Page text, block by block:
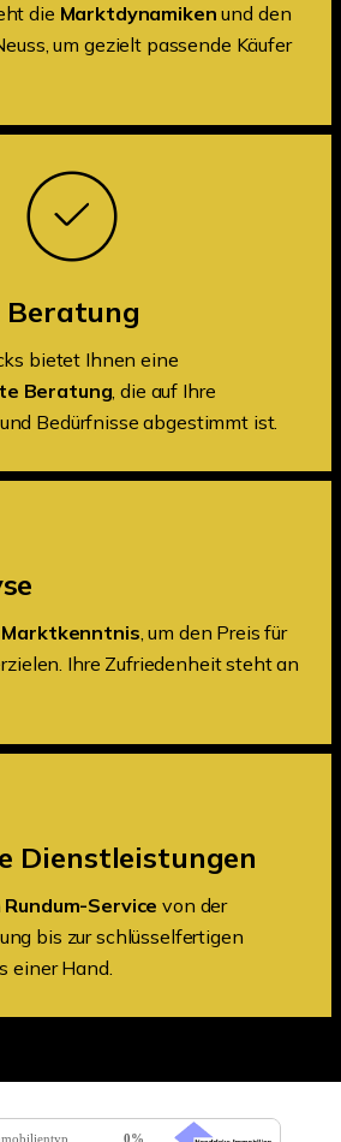
die Marktdynamiken und den
um gezielt passende Käufer
Beratung
bietet Ihnen eine
Beratung, die auf Ihre
Bedürfnisse abgestimmt ist.
Marktkenntnis, um den Preis für
Ihre Zufriedenheit steht an
Dienstleistungen
Rundum-Service von der
bis zur schlüsselfertigen
einer Hand.